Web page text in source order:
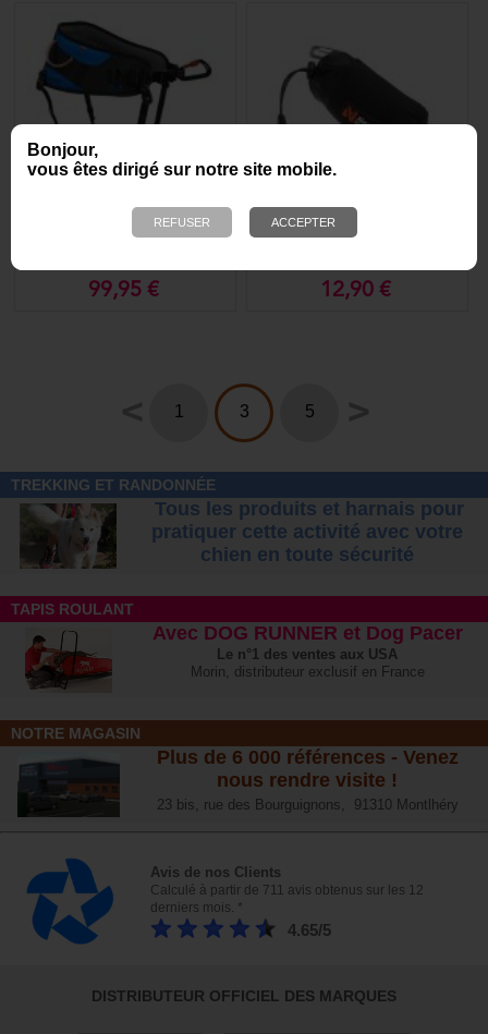
Bonjour,
vous êtes dirigé sur notre site mobile.
Ceinture Ferd Belt NON-
99,95 €
Baggy Bag - sac à
12,90 €
1 3 5
TREKKING ET RANDONNÉE
Tous les produits et harnais pour
pratiquer cette activité avec votre
chien en toute sécurité
TAPIS ROULANT
Avec DOG RUNNER et Dog Pacer
Le n°1 des ventes aux USA
Morin, distributeur exclusif en France
NOTRE MAGASIN
Plus de 6 000 références - Venez
nous rendre visite !
23 bis, rue des Bourguignons, 91310 Montlhéry
Avis de nos Clients
Calculé à partir de 711 avis obtenus sur les 12
derniers mois. *
4.65/5
DISTRIBUTEUR OFFICIEL DES MARQUES